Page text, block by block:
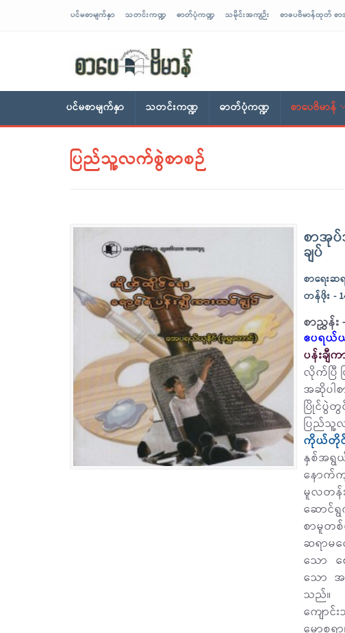
ပင်မစာမျက်နှာ သတင်းကဏ္ဍ ဓာတ်ပုံကဏ္ဍ သမိုင်းအကျဉ်း စာပေဗိမာန်ထုတ် စာအု
ပင်မစာမျက်နှာ သတင်းကဏ္ဍ ဓာတ်ပုံကဏ္ဍ စာပေဗိမာန်
ပြည်သူ့လက်စွဲစာစဉ်
စာအု
ချပ်
စာရေး
တန်ဖိုး -
စာညွှန်း -
ဧပရယ်
ပန်းချီ
လိုက်ပြီ
အဆိုပါ
ပြိုင်ပွဲ
ပြည်သူ့
ကိုယ်တိုင်ရ
နှစ်အရွယ်
နောက်
မူလတန်
ဆောင်
စာမူတ
ဆရာမ
သော စ
သော
သည်။ ဆ
ကျောင်